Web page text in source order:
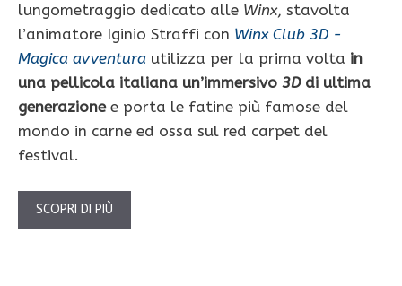
lungometraggio dedicato alle Winx, stavolta
l’animatore Iginio Straffi con Winx Club 3D -
Magica avventura utilizza per la prima volta in
una pellicola italiana un’immersivo 3D di ultima
generazionee porta le fatine più famose del
mondo in carne ed ossa sul red carpet del
festival.
SCOPRI DI PIÙ